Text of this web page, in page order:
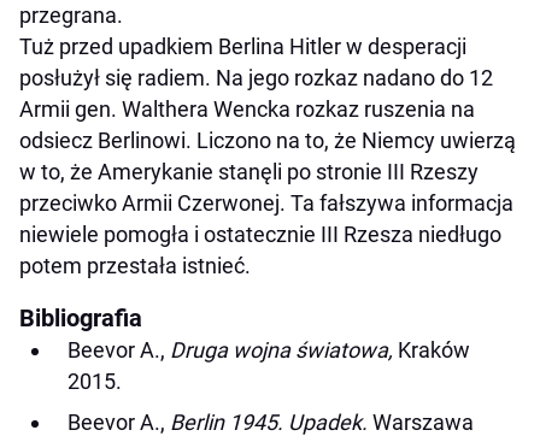
przegrana.
Tuż przed upadkiem Berlina Hitler w desperacji
posłużył się radiem. Na jego rozkaz nadano do 12
Armii gen. Walthera Wencka rozkaz ruszenia na
odsiecz Berlinowi. Liczono na to, że Niemcy uwierzą
w to, że Amerykanie stanęli po stronie III Rzeszy
przeciwko Armii Czerwonej. Ta fałszywa informacja
niewiele pomogła i ostatecznie III Rzesza niedługo
potem przestała istnieć.
Bibliografia
Beevor A., Druga wojna światowa, Kraków
2015.
Beevor A., Berlin 1945. Upadek. Warszawa